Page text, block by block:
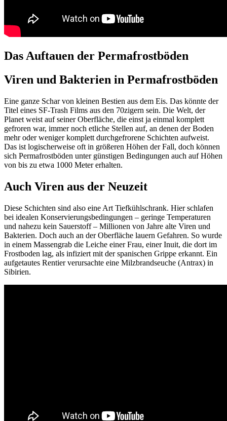
Das Auftauen der Permafrostböden
Viren und Bakterien in Permafrostböden
Eine ganze Schar von kleinen Bestien aus dem Eis. Das könnte der
Titel eines SF-Trash Films aus den 70zigern sein. Die Welt, der
Planet weist auf seiner Oberfläche, die einst ja einmal komplett
gefroren war, immer noch etliche Stellen auf, an denen der Boden
mehr oder weniger komplett durchgefrorene Schichten aufweist.
Das ist logischerweise oft in größeren Höhen der Fall, doch können
sich Permafrostböden unter günstigen Bedingungen auch auf Höhen
von bis zu etwa 1000 Meter erhalten.
Auch Viren aus der Neuzeit
Diese Schichten sind also eine Art Tiefkühlschrank. Hier schlafen
bei idealen Konservierungsbedingungen – geringe Temperaturen
und nahezu kein Sauerstoff – Millionen von Jahre alte Viren und
Bakterien. Doch auch an der Oberfläche lauern Gefahren. So wurde
in einem Massengrab die Leiche einer Frau, einer Inuit, die dort im
Frostboden lag, als infiziert mit der spanischen Grippe erkannt. Ein
aufgetautes Rentier verursachte eine Milzbrandseuche (Antrax) in
Sibirien.